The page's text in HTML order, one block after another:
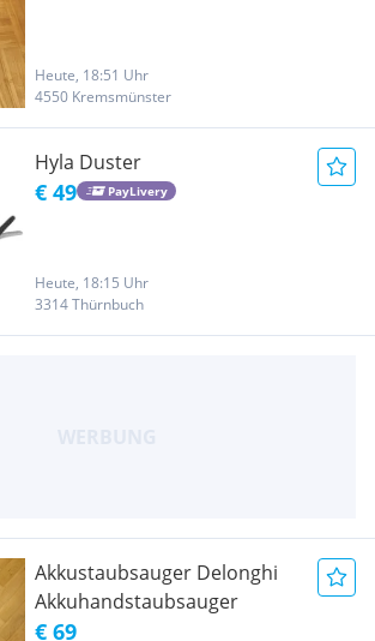
Heute, 18:51 Uhr
4550 Kremsmünster
Hyla Duster
€ 49 PayLivery
Heute, 18:15 Uhr
3314 Thürnbuch
Akkustaubsauger Delonghi
Akkuhandstaubsauger
€ 69